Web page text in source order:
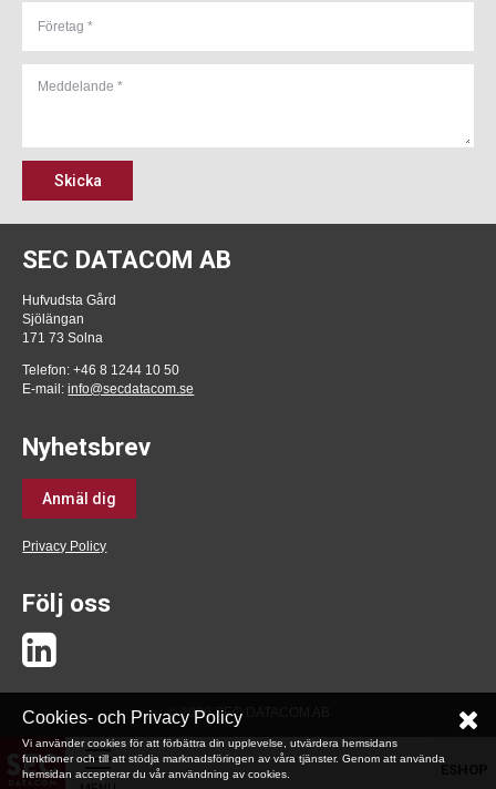
Skicka
SEC DATACOM AB
Hufvudsta Gård
Sjölängan
171 73 Solna
Telefon: +46 8 1244 10 50
E-mail:info@secdatacom.se
Nyhetsbrev
Anmäl dig
Privacy Policy
Följ oss
© 2026 SEC DATACOM AB
Cookies- och Privacy Policy
Vi använder cookies för att förbättra din upplevelse, utvärdera hemsidans
funktioner och till att stödja marknadsföringen av våra tjänster. Genom att använda
hemsidan accepterar du vår användning av cookies.